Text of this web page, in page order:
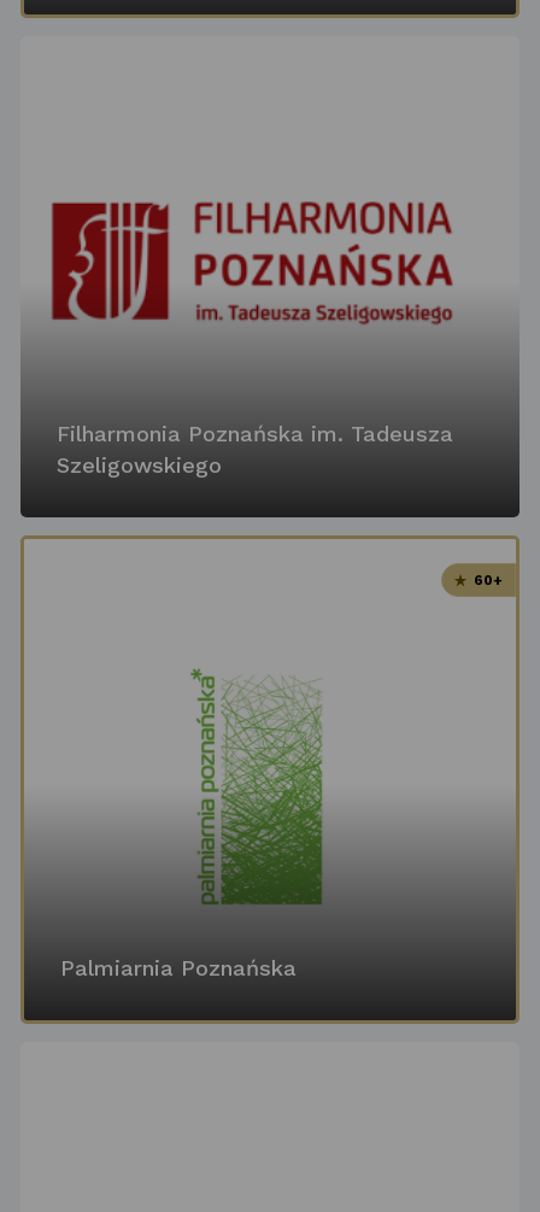
Filharmonia Poznańska im. Tadeusza
Szeligowskiego
60+
Palmiarnia Poznańska